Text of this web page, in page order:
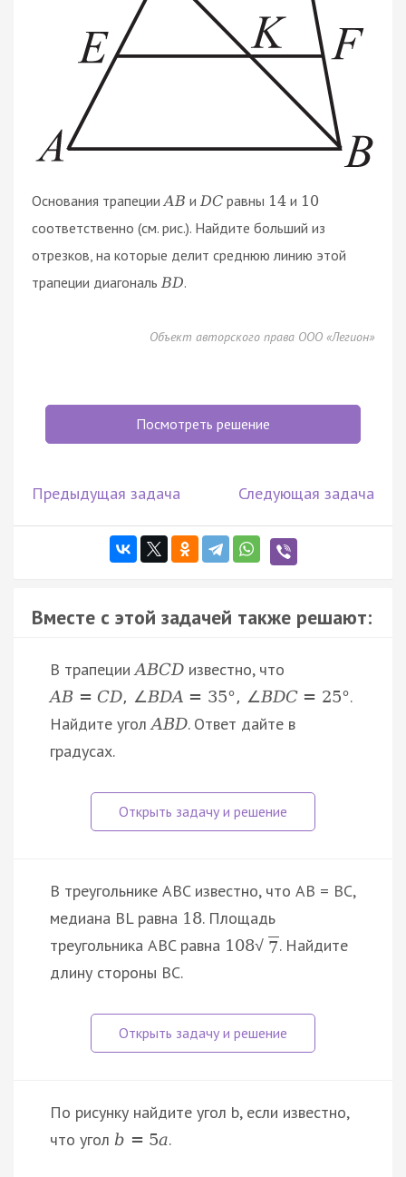
Основания трапеции AB и DC равны 14 и 10
соответственно (см. рис.). Найдите больший из
отрезков, на которые делит среднюю линию этой
трапеции диагональ BD.
Объект авторского права ООО «Легион»
Посмотреть решение
Предыдущая задача Следующая задача
Вместе с этой задачей также решают:
В трапецииABCD известно, что
AB = CD, ∠BDA = 35°, ∠BDC = 25°.
Найдите уголABD. Ответ дайте в
градусах.
В треугольнике ABC известно, что AB = BC,
медиана BL равна 18. Площадь
треугольника ABC равна 108√ 7. Найдите
длину стороны BC.
По рисунку найдите угол b, если известно,
что угол b = 5a.